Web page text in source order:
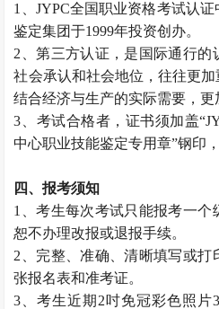
1、JYPC全国职业资格考试认
鉴定集团于1999年投资创办。
2、第三方认证，是国际通行的
社会承认和社会地位，往往更
结合经济与生产的实际需要，更
3、考试合格者，证书须加盖
中心职业技能鉴定专用章”钢印
四、报考须知
1、考生每次考试只能报考一个
恕不办理改报或退报手续。
2、完整、准确、清晰填写或打
张报名表和准考证。
3、考生近期2吋免冠彩色照